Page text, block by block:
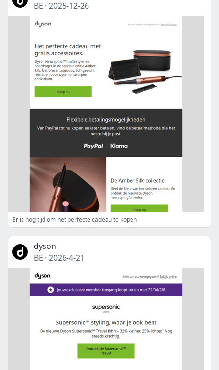
BE · 2025-12-26
Er is nog tijd om het perfecte cadeau te kopen
dyson
BE · 2026-4-21